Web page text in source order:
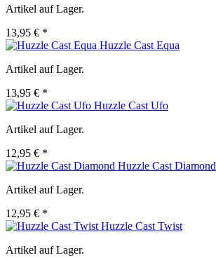
Artikel auf Lager.
13,95 € *
Huzzle Cast Equa
Artikel auf Lager.
13,95 € *
Huzzle Cast Ufo
Artikel auf Lager.
12,95 € *
Huzzle Cast Diamond
Artikel auf Lager.
12,95 € *
Huzzle Cast Twist
Artikel auf Lager.